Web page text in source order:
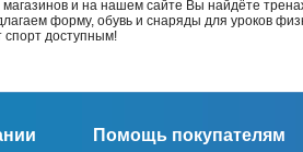
и на нашем сайте Вы найдёте
форму, обувь и снаряды для уроков
спорт доступным!
Помощь покупателям